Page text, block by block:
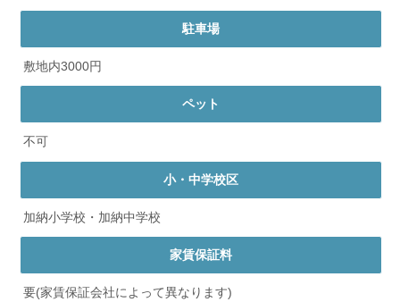
駐車場
敷地内3000円
ペット
不可
小・中学校区
加納小学校・加納中学校
家賃保証料
要(家賃保証会社によって異なります)